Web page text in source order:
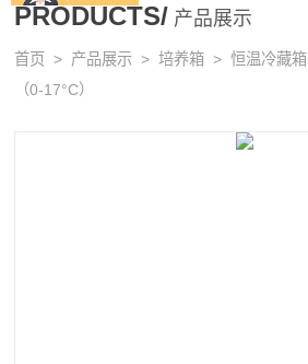
PRODUCTS/ 产品展示
首页 > 产品展示 >培养箱 >恒温冷藏箱
（0-17°C）